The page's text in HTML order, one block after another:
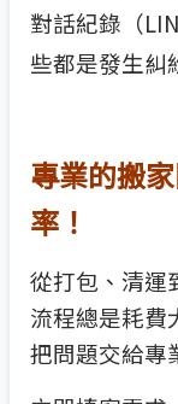
對話紀錄（
些都是發生糾
專業的搬
率！
從打包、清運
流程總是耗費
把問題交給專